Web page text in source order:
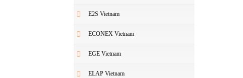
E2S Vietnam
ECONEX Vietnam
EGE Vietnam
ELAP Vietnam